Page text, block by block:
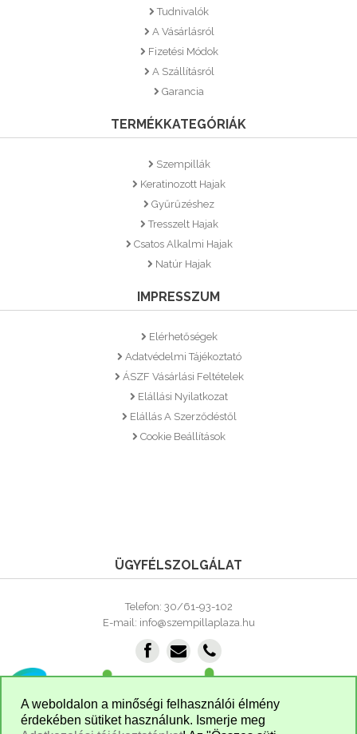
Tudnivalók
A Vásárlásról
Fizetési Módok
A Szállításról
Garancia
TERMÉKKATEGÓRIÁK
Szempillák
Keratinozott Hajak
Gyűrűzéshez
Tresszelt Hajak
Csatos Alkalmi Hajak
Natúr Hajak
IMPRESSZUM
Elérhetőségek
Adatvédelmi Tájékoztató
ÁSZF Vásárlási Feltételek
Elállási Nyilatkozat
Elállás A Szerződéstől
Cookie Beállítások
ÜGYFÉLSZOLGÁLAT
Telefon: 30/61-93-102
E-mail: info@szempillaplaza.hu
A weboldalon a minőségi felhasználói élmény
érdekében sütiket használunk. Ismerje meg